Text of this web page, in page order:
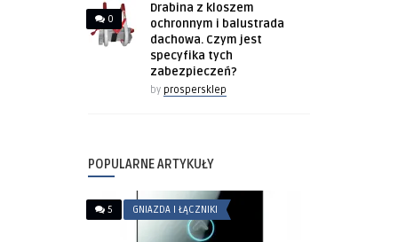
0
Drabina z kloszem
ochronnym i balustrada
dachowa. Czym jest
specyfika tych
zabezpieczeń?
by prospersklep
POPULARNE ARTYKUŁY
5 GNIAZDA I ŁĄCZNIKI